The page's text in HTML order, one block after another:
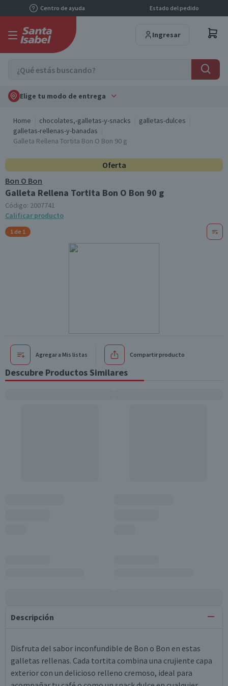
Centro de ayuda Estado del pedido
Ingresar
Elige tu modo de entrega
Home chocolates,-galletas-y-snacks
galletas-dulces
galletas-rellenas-y-banadas
Galleta Rellena Tortita Bon O Bon 90 g
Oferta
Bon O Bon
Galleta Rellena Tortita Bon O Bon 90 g
Código: 2007741
Calificar producto
1 de 1
Agregar a Mis listas Compartir producto
Descubre Productos Similares
Descripción
Disfruta del sabor inconfundible de Bon o Bon en estas
galletas rellenas. Cada tortita combina una crujiente capa
exterior con un delicioso relleno cremoso, ideal para